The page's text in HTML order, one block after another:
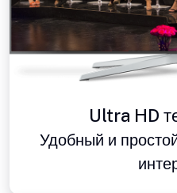
Ultra HD
Удобный и